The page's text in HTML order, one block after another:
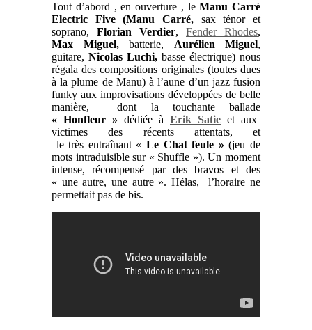
Tout d’abord , en ouverture , leManu Carré
Electric Five (Manu Carré, sax ténor et
soprano, Florian Verdier, Fender Rhodes,
Max Miguel,batterie, Aurélien Miguel,
guitare, Nicolas Luchi, basse électrique) nous
régala des compositions originales (toutes dues
à la plume de Manu) à l’aune d’un jazz fusion
funky aux improvisations développées de belle
manière, dont la touchante ballade
« Honfleur » dédiée à Erik Satie et aux
victimes des récents attentats, et
le très entraînant « Le Chat feule » (jeu de
mots intraduisible sur « Shuffle »). Un moment
intense, récompensé par des bravos et des
« une autre, une autre ». Hélas, l’horaire ne
permettait pas de bis.